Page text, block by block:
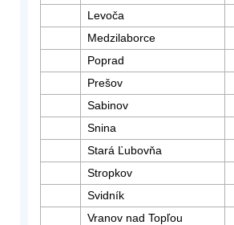
Levoča
Medzilaborce
Poprad
Prešov
Sabinov
Snina
Stará Ľubovňa
Stropkov
Svidník
Vranov nad Topľou